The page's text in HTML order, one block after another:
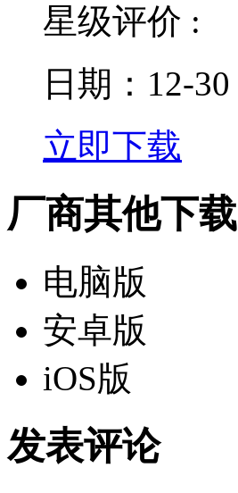
星级评价 :
日期：12-30
立即下载
厂商其他下载
电脑版
安卓版
iOS版
发表评论